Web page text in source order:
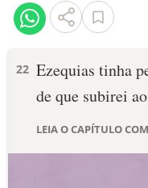
VERSÍCULOS
PALAVRA DO DIA
22 Ezequias tinha
de que subirei
LEIA O CAPÍTULO